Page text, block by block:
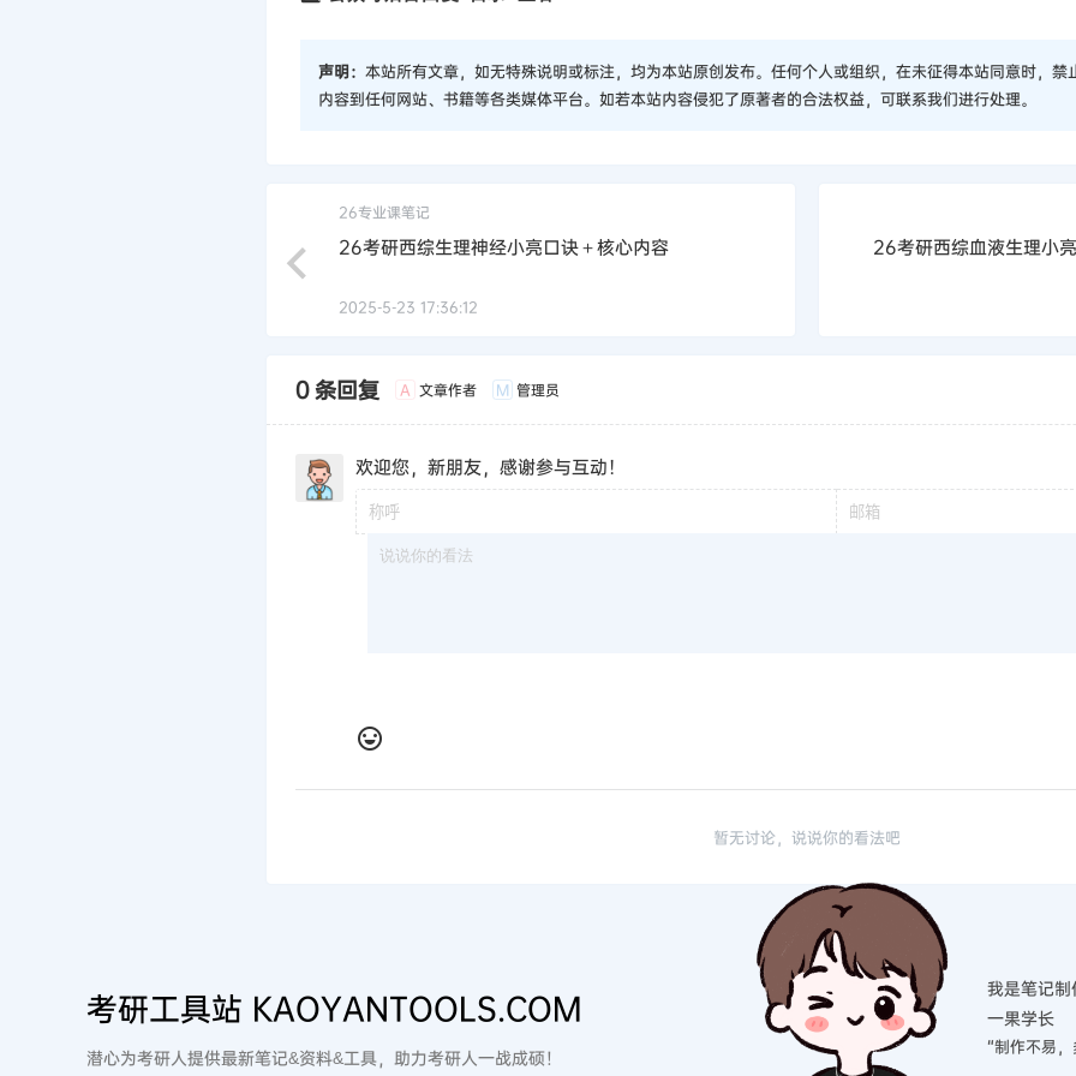
声明： 本站所有文章，如无特殊说明或标注，均为本站原创发布。任何个人或组织，在未征得本站同意时，
内容到任何网站、书籍等各类媒体平台。如若本站内容侵犯了原著者的合法权益，可联系我们进行处理。
26专业课笔记
26考研西综生理神经小亮口诀＋核心内容
2025-5-23 17:36:12
26考研西综血液生理小
0 条回复 A 文章作者 M 管理员
欢迎您，新朋友，感谢参与互动！
暂无讨论，说说你的看法吧
考研工具站 KAOYANTOOLS.COM
潜心为考研人提供最新笔记&资料&工具，助力考研人一战成硕！
我是笔记制
一果学长
“制作不易